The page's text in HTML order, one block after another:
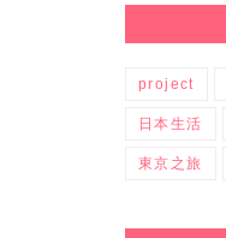
project
日本生活
東京之旅